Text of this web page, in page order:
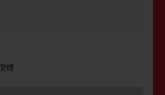
喫煙